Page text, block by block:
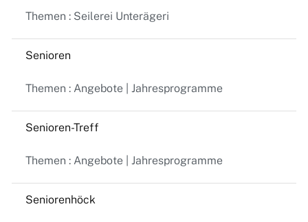
Themen : Seilerei Unterägeri
Senioren
Themen : Angebote | Jahresprogramme
Senioren-Treff
Themen : Angebote | Jahresprogramme
Seniorenhöck